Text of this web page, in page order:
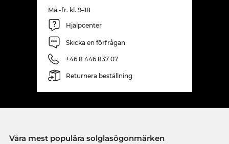
Må.-fr. kl. 9–18
Hjälpcenter
Skicka en förfrågan
+46 8 446 837 07
Returnera beställning
Våra mest populära solglasögonmärken